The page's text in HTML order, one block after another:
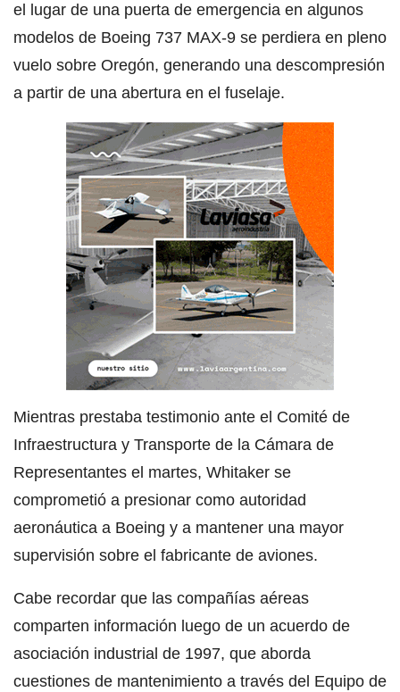
el lugar de una puerta de emergencia en algunos
modelos de Boeing 737 MAX-9 se perdiera en pleno
vuelo sobre Oregón, generando una descompresión
a partir de una abertura en el fuselaje.
Mientras prestaba testimonio ante el Comité de
Infraestructura y Transporte de la Cámara de
Representantes el martes, Whitaker se
comprometió a presionar como autoridad
aeronáutica a Boeing y a mantener una mayor
supervisión sobre el fabricante de aviones.
Cabe recordar que las compañías aéreas
comparten información luego de un acuerdo de
asociación industrial de 1997, que aborda
cuestiones de mantenimiento a través del Equipo de